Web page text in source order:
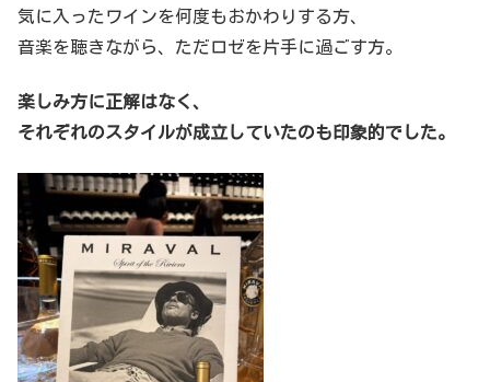
気に入ったワインを何度もおかわりする方、
音楽を聴きながら、ただロゼを片手に過ごす方。
楽しみ方に正解はなく、
それぞれのスタイルが成立していたのも印象的でした。